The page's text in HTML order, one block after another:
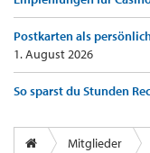
Postkarten als
1. August 2026
So sparst du Stunden
Mitglieder